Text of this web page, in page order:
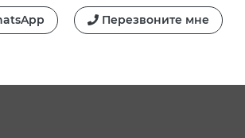
Перезвоните мне